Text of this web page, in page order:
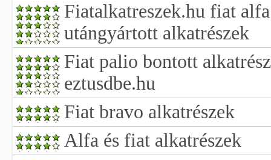
Fiatalkatreszek.hu fiat
utángyártott alkatrészek
Fiat palio bontott
eztusdbe.hu
Fiat bravo alkatrészek
Alfa és fiat alkatrészek